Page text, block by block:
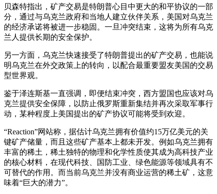
贝森特指出，矿产交易是特朗普心目中更大的和平协议的一部
分，通过与乌克兰政府和当地人建立伙伴关系，美国对乌克兰
的经济承诺将被进一步稳固。一旦冲突结束，这将为所有乌克
兰人提供长期的安全保护。
另一方面，乌克兰快速接受了特朗普提出的矿产交易，也能说
明乌克兰在外交政策上的转向，以配合最重要盟友美国的交易
型世界观。
鉴于泽连斯基一直强调，即便结束冲突，西方盟国也应该对乌
克兰提供安全保障，以防止俄罗斯重新集结并再次采取军事行
动，某种程度上美国提出的矿产协议可能将受到欢迎。
“Reaction”网站称，据估计乌克兰拥有价值约15万亿美元的关
键矿产储量，而且这些矿产基本上都未开发。例如乌克兰拥有
丰富的稀土，稀土独特的物理和化学性质使其成为高科技产业
的核心材料，在现代科技、国防工业、绿色能源等领域具有不
可替代的作用。而当前乌克兰并没有商业运营的稀土矿，这意
味着“巨大的潜力”。